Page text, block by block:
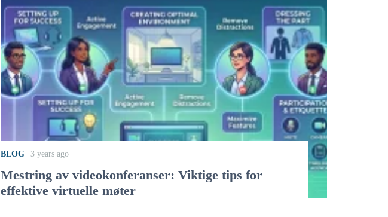
BLOG 3 years ago
Mestring av videokonferanser: Viktige tips for
effektive virtuelle møter